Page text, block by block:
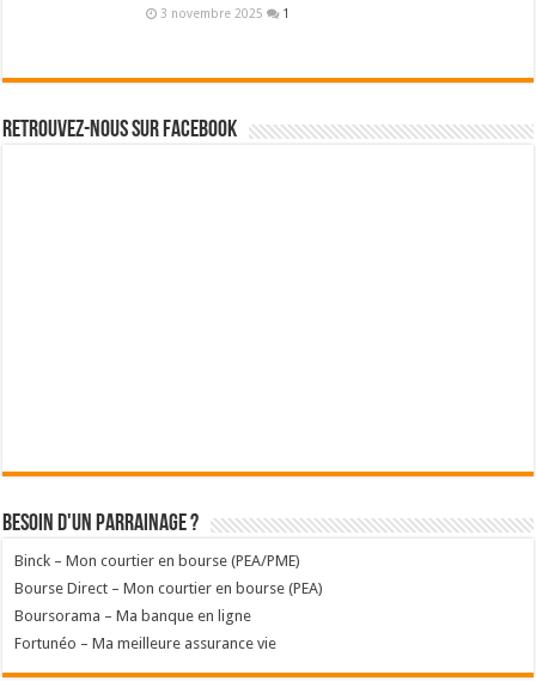
3 novembre 2025 1
Retrouvez-nous sur Facebook
Besoin d'un parrainage ?
Binck – Mon courtier en bourse (PEA/PME)
Bourse Direct – Mon courtier en bourse (PEA)
Boursorama – Ma banque en ligne
Fortunéo – Ma meilleure assurance vie